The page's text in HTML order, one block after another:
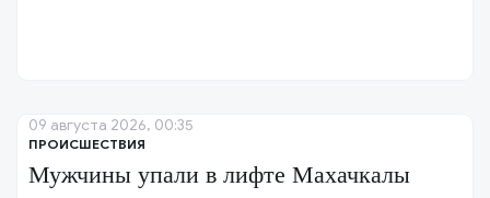
ПРОИСШЕСТВИЯ
Мужчины упали в лифте Махачкалы
09 августа 2026, 00:35